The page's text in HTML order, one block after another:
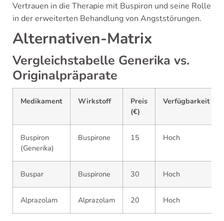
Vertrauen in die Therapie mit Buspiron und seine Rolle
in der erweiterten Behandlung von Angststörungen.
Alternativen-Matrix
Vergleichstabelle Generika vs.
Originalpräparate
Medikament Wirkstoff
Preis
(€)
Verfügbarkeit
Buspiron
(Generika)
Buspirone 15 Hoch
Buspar Buspirone 30 Hoch
Alprazolam Alprazolam 20 Hoch